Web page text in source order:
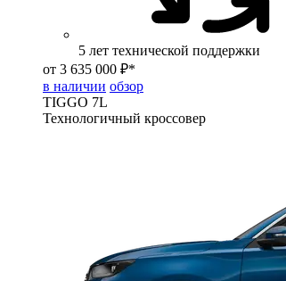
5 лет технической поддержки
от 3 635 000 ₽*
в наличии обзор
TIGGO 7L
Технологичный кроссовер